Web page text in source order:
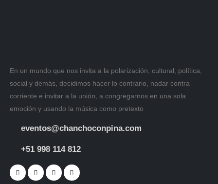
En un mundo que nos invita a la polarización, cultural, política,
social y demás, decidimos hacer lo contrario, nadar contra
corriente e invitar a la unión, a congregarnos en una sola
emoción y usando la música como pretexto
eventos@chanchoconpina.com
+51 998 114 812